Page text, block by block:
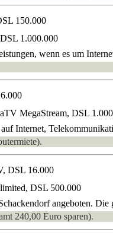
150.000
1.000.000
wenn es um
MegaStream, DSL
Internet,
DSL 16.000
DSL 500.000
angeboten. Die
240,00 Euro sparen).